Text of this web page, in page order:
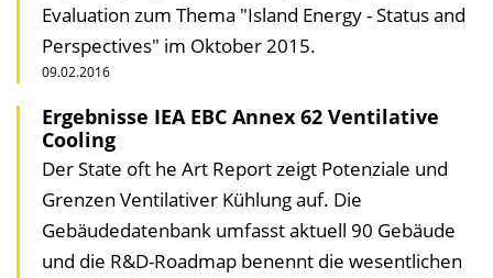
Evaluation zum Thema "Island Energy - Status and
Perspectives" im Oktober 2015.
09.02.2016
Ergebnisse IEA EBC Annex 62 Ventilative
Cooling
Der State oft he Art Report zeigt Potenziale und
Grenzen Ventilativer Kühlung auf. Die
Gebäudedatenbank umfasst aktuell 90 Gebäude
und die R&D-Roadmap benennt die wesentlichen